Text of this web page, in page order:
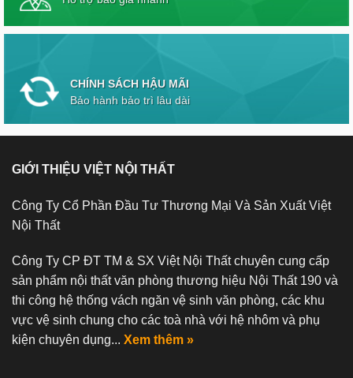
CHÍNH SÁCH HẬU MÃI
Bảo hành bảo trì lâu dài
GIỚI THIỆU VIỆT NỘI THẤT
Công Ty Cổ Phần Đầu Tư Thương Mại Và Sản Xuất Việt
Nội Thất
Công Ty CP ĐT TM & SX Việt Nội Thất chuyên cung cấp
sản phẩm nội thất văn phòng thương hiệu Nội Thất 190 và
thi công hệ thống vách ngăn vệ sinh văn phòng, các khu
vực vệ sinh chung cho các toà nhà với hệ nhôm và phụ
kiện chuyên dụng... Xem thêm »